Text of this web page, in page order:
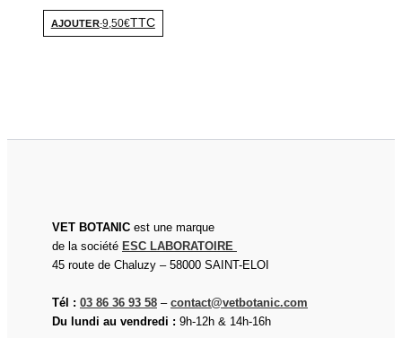
AJOUTER-9,50€TTC
VET BOTANIC est une marque
de la société ESC LABORATOIRE
45 route de Chaluzy – 58000 SAINT-ELOI
Tél : 03 86 36 93 58 – contact@vetbotanic.com
Du lundi au vendredi : 9h-12h & 14h-16h